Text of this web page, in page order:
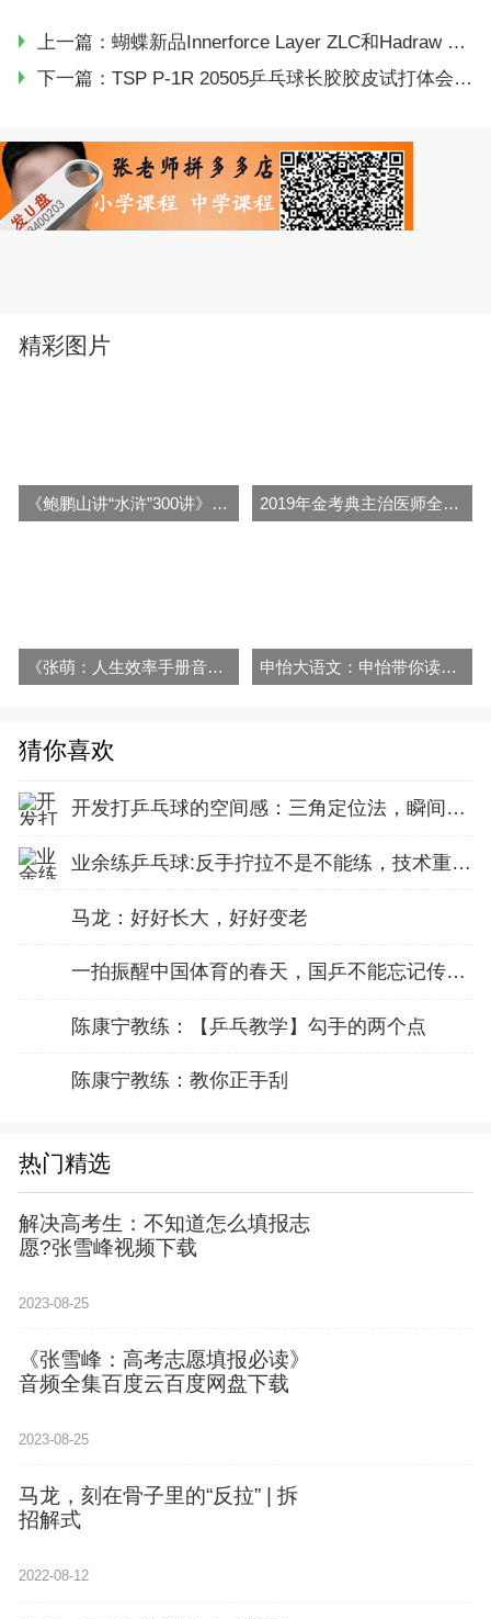
上一篇： 蝴蝶新品Innerforce Layer ZLC和Hadraw SR乒乓球底板专家点评
下一篇： TSP P-1R 20505乒乓球长胶胶皮试打体会（控制中的强者）
精彩图片
《鲍鹏山讲“水浒”300讲》音频和解说全集百度云百度网盘下载 2019年金考典主治医师全科医学学习软件激活码新版题库软件注册码
《张萌：人生效率手册音频全集百度云百度网盘下载》 申怡大语文：申怡带你读真题初高中版百度网盘分享
猜你喜欢
开发打乒乓球的空间感：三角定位法，瞬间找准最佳击球点
业余练乒乓球:反手拧拉不是不能练，技术重点就不在手上
马龙：好好长大，好好变老
一拍振醒中国体育的春天，国乒不能忘记传奇前辈这份初心！
陈康宁教练：【乒乓教学】勾手的两个点
陈康宁教练：教你正手刮
热门精选
解决高考生：不知道怎么填报志
愿?张雪峰视频下载
2023-08-25
《张雪峰：高考志愿填报必读》
音频全集百度云百度网盘下载
2023-08-25
马龙，刻在骨子里的“反拉” | 拆
招解式
2022-08-12